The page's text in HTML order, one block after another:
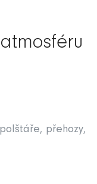
přehozy,